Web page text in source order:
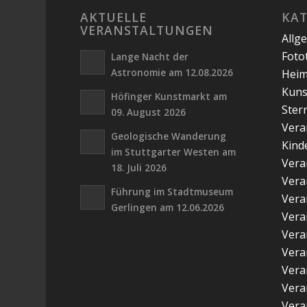
AKTUELLE
VERANSTALTUNGEN
Lange Nacht der
Astronomie am 12.08.2026
Höfinger Kunstmarkt am
09. August 2026
Geologische Wanderung
im Stuttgarter Westen am
18. Juli 2026
Führung im Stadtmuseum
Gerlingen am 12.06.2026